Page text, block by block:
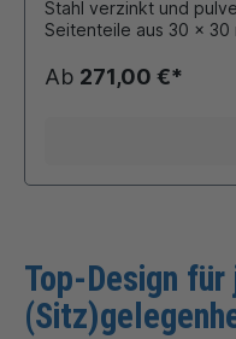
Stahl verzinkt und
Seitenteile aus 30 x 30
Rundstahl AUFSTELLMÖGLICHKEITEN: zum Aufdübeln
oder frei aufstellbar MASSE: Länge 1560 mm Höhe mit
besonders langen
Ab 271,00 €*
Top-Design für